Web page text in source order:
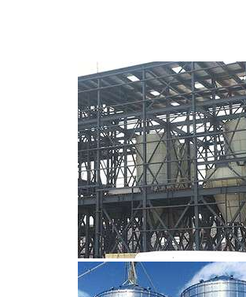
CLIQUEZ POUR